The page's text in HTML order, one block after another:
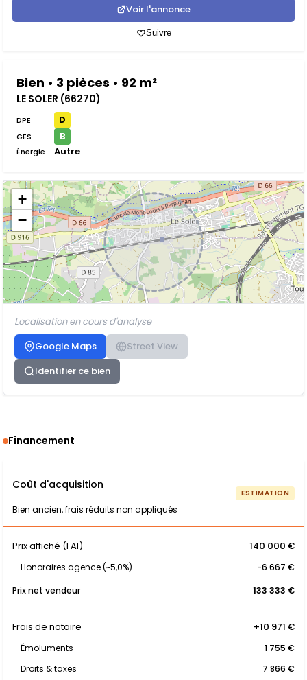
Voir l'annonce
Suivre
Bien • 3 pièces • 92 m²
LE SOLER (66270)
DPE D
GES B
Énergie Autre
+
−
Localisation en cours d'analyse
Google Maps
Street View
Identifier ce bien
Financement
Coût d'acquisition
Bien ancien, frais réduits non appliqués
ESTIMATION
Prix affiché (FAI) 140 000 €
Honoraires agence (~5,0%)
-6 667 €
Prix net vendeur
133 333 €
Frais de notaire +10 971 €
Émoluments
1 755 €
Droits & taxes
7 866 €